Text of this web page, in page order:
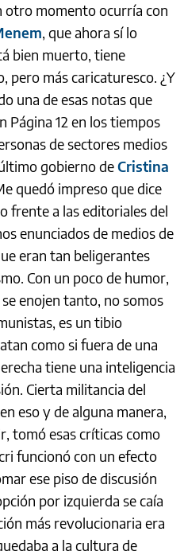
otro momento ocurría con
, que ahora sí lo
bien muerto, tiene
pero más caricaturesco. ¿Y
una de esas notas que
Página 12 en los tiempos
de sectores medios
gobierno deCristina
quedó impreso que dice
frente a las editoriales del
enunciados de medios de
eran tan beligerantes
Con un poco de humor,
enojen tanto, no somos
es un tibio
como si fuera de una
tiene una inteligencia
Cierta militancia del
eso y de alguna manera,
tomó esas críticas como
funcionó con un efecto
ese piso de discusión
por izquierda se caía
más revolucionaria era
a la cultura de